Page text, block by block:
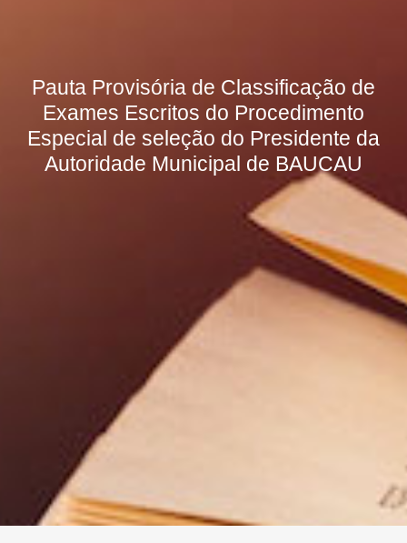
Pauta Provisória de Classificação de
Exames Escritos do Procedimento
Especial de seleção do Presidente da
Autoridade Municipal de BAUCAU